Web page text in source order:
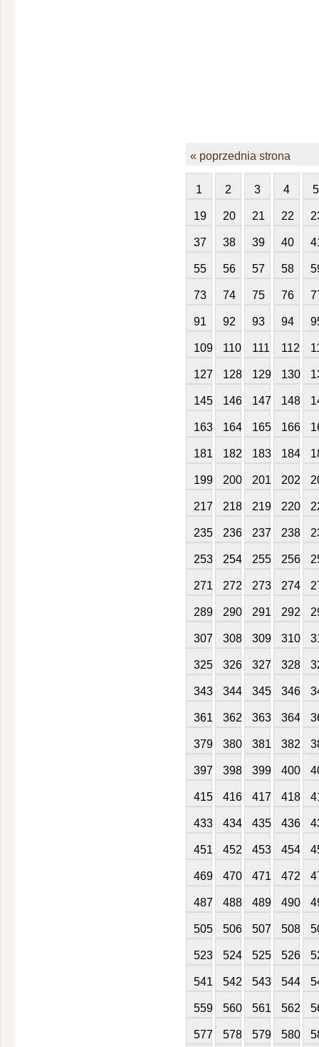
« poprzednia strona
1 2 3 4 5
19 20 21 22
37 38 39 40
55 56 57 58
73 74 75 76
91 92 93 94
109 110 111 112
127 128 129 130
145 146 147 148
163 164 165 166
181 182 183 184
199 200 201 202
217 218 219 220
235 236 237 238
253 254 255 256
271 272 273 274
289 290 291 292
307 308 309 310
325 326 327 328
343 344 345 346
361 362 363 364
379 380 381 382
397 398 399 400
415 416 417 418
433 434 435 436
451 452 453 454
469 470 471 472
487 488 489 490
505 506 507 508
523 524 525 526
541 542 543 544
559 560 561 562
577 578 579 580